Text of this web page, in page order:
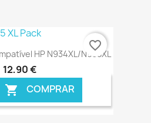
HP N934XL/N935XL
12,90 €
 COMPRAR
favorite_border